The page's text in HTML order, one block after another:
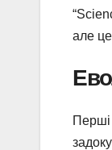
але
Перші